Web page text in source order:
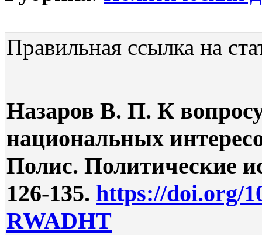
Правильная ссылка на
Назаров В. П. К
национальных
Полис. Политические
126-135. https://doi.org/
RWADHT